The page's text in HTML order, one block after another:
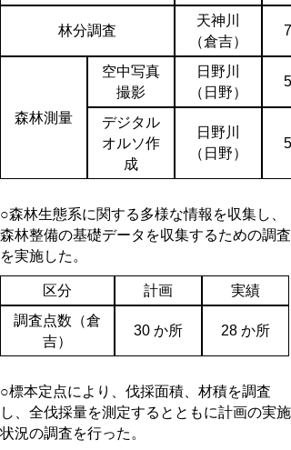
林分調査
天神川
（倉吉）
森林測量
空中写真
撮影
日野川
（日野）
デジタル
オルソ作
成
日野川
（日野）
○森林生態系に関する多様な情報を収集し、
森林整備の基礎データを収集するための調査
を実施した。
区分 計画
実績
調査点数（倉
吉）
30 か所 28 か所
○標本定点により、伐採面積、材積を調査
し、全伐採量を測定するとともに計画の実施
状況の調査を行った。